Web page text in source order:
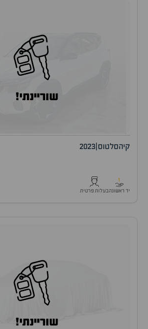
שוריינתי!
קיהסלטוס 2023
1
יד ראשונהבעלות פרטית
שוריינתי!